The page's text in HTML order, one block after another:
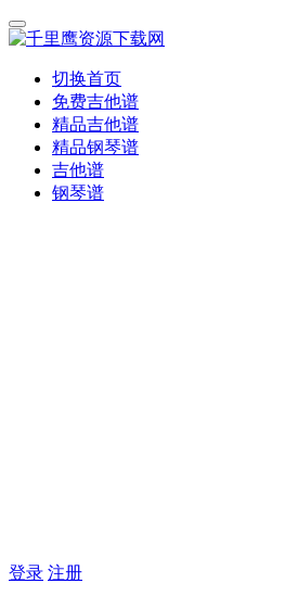
切换首页
免费吉他谱
精品吉他谱
精品钢琴谱
吉他谱
钢琴谱
登录 注册